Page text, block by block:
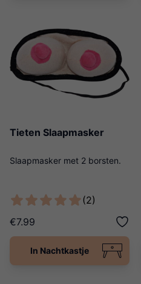
Tieten Slaapmasker
Slaapmasker met 2 borsten.
(2)
€7.99
In Nachtkastje